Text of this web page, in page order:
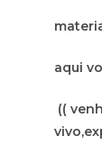
aqui
((